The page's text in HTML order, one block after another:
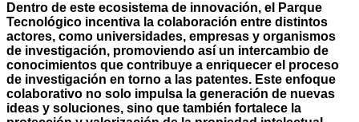
Dentro de este ecosistema de innovación, el Parque
Tecnológico incentiva la colaboración entre distintos
actores, como universidades, empresas y organismos
de investigación, promoviendo así un intercambio de
conocimientos que contribuye a enriquecer el proceso
de investigación en torno a las patentes. Este enfoque
colaborativo no solo impulsa la generación de nuevas
ideas y soluciones, sino que también fortalece la